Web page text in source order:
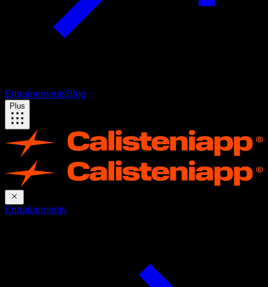
EntraînementsBlog
Plus
Entraînements